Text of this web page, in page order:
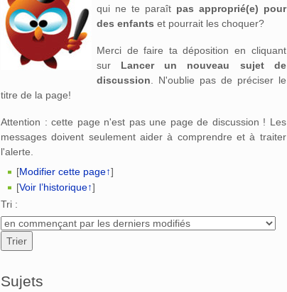
qui ne te paraît pas approprié(e) pour
des enfants et pourrait les choquer?
Merci de faire ta déposition en cliquant
sur Lancer un nouveau sujet de
discussion . N'oublie pas de préciser le
titre de la page!
Attention : cette page n'est pas une page de discussion ! Les
messages doivent seulement aider à comprendre et à traiter
l'alerte.
[Modifier cette page↑]
[Voir l’historique↑]
Tri :
Sujets